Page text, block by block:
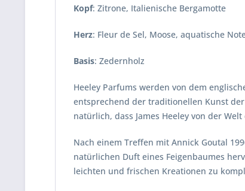
Kopf: Zitrone, Italienische Bergamotte
Herz: Fleur de Sel, Moose, aquatische
Basis: Zedernholz
Heeley Parfums werden von dem
entsprechend der traditionellen Kunst
natürlich, dass James Heeley von der
Nach einem Treffen mit Annick Goutal
natürlichen Duft eines Feigenbaumes
leichten und frischen Kreationen zu